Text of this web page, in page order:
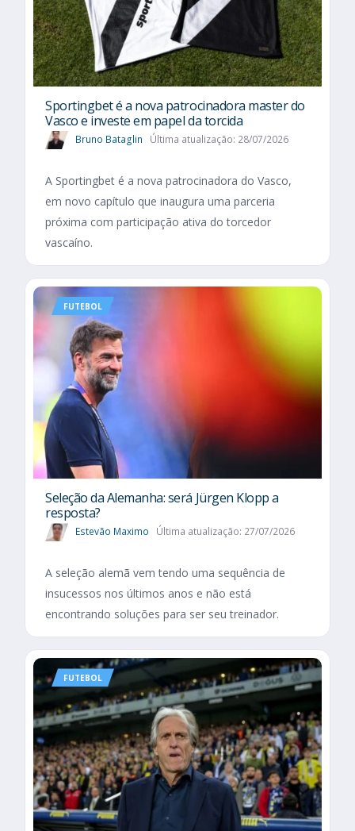
Sportingbet é a nova patrocinadora master do
Vasco e investe em papel da torcida
Bruno Bataglin Última atualização: 28/07/2026
A Sportingbet é a nova patrocinadora do Vasco,
em novo capítulo que inaugura uma parceria
próxima com participação ativa do torcedor
vascaíno.
FUTEBOL
Seleção da Alemanha: será Jürgen Klopp a
resposta?
Estevão Maximo Última atualização: 27/07/2026
A seleção alemã vem tendo uma sequência de
insucessos nos últimos anos e não está
encontrando soluções para ser seu treinador.
FUTEBOL